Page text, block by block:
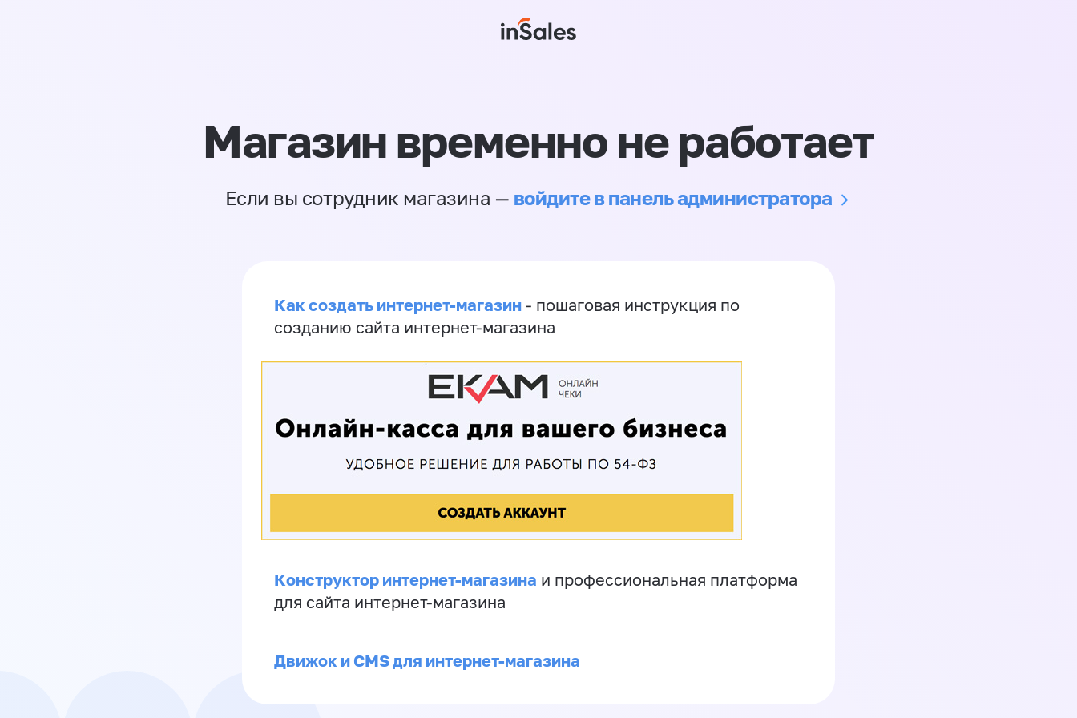
Магазин временно не работает
Если вы сотрудник магазина — войдите в панель администратора
Как создать интернет-магазин - пошаговая инструкция по
созданию сайта интернет-магазина
Конструктор интернет-магазина и профессиональная платформа
для сайта интернет-магазина
Движок и CMS для интернет-магазина